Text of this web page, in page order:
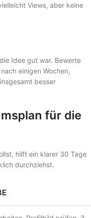
Views, aber keine
Idee gut war. Bewerte
einigen Wochen,
besser
für die
hilft ein klarer 30 Tage
durchziehst.